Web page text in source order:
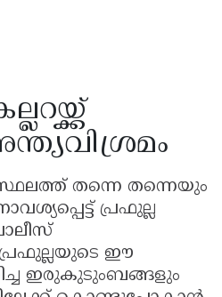
തന്നെ തന്നെയും
പ്രഫുല്ല
പ്രഫുല്ലയുടെ ഈ
ഇരുകുടുംബങ്ങളും